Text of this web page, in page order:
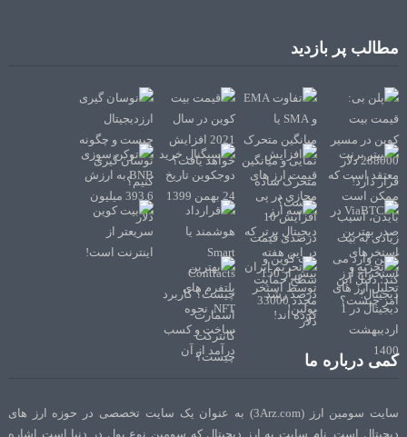
مطالب پر بازدید
کمی درباره ما
سایت سومین ارز (3Arz.com) به عنوان یک سایت تخصصی در حوزه ارز های
دیجیتال است. نام سایت به ارز دیجیتال که سومین نوع پول در دنیا است اشاره